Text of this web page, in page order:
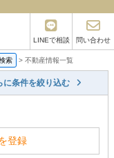
LINEで相談 問い合わせ
索 > 不動産情報一覧
に条件を絞り込む
登録